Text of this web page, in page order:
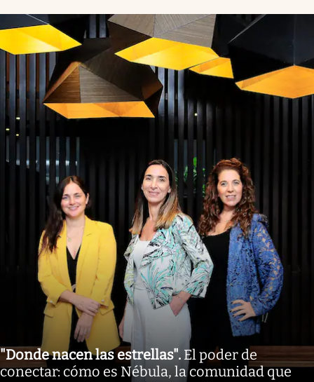
"Donde nacen las estrellas". El poder de
conectar: cómo es Nébula, la comunidad que